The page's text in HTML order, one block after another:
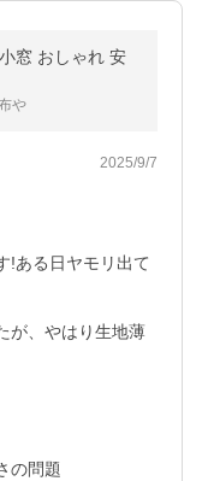
れ 安
や
2025/9/7
!ある日ヤモリ出て
が、やはり生地薄
の問題